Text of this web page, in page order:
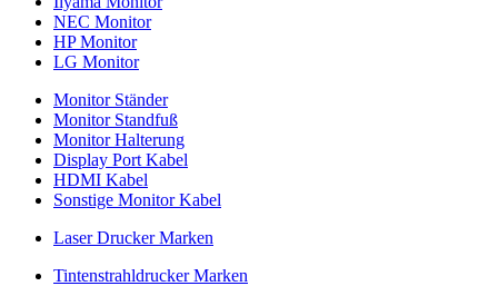
NEC Monitor
HP Monitor
LG Monitor
Monitor Ständer
Monitor Standfuß
Monitor Halterung
Display Port Kabel
HDMI Kabel
Sonstige Monitor Kabel
Laser Drucker Marken
Tintenstrahldrucker Marken